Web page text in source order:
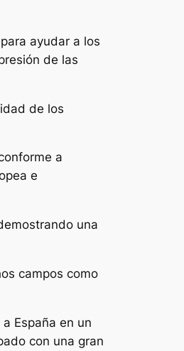
ayudar a los
de las
de los
a
e
una
campos como
España en un
con una gran